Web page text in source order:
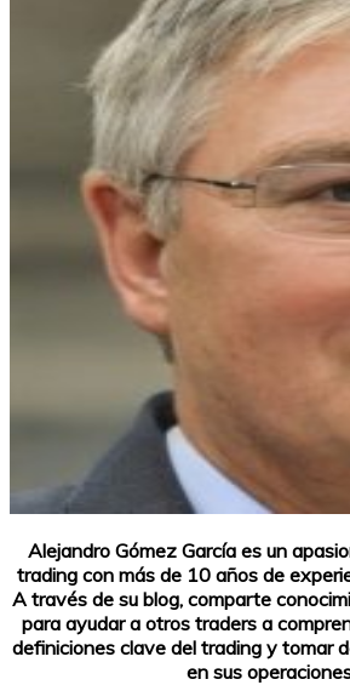
Alejandro Gómez García es un
trading con más de 10 años de
A través de su blog, comparte
para ayudar a otros traders a
definiciones clave del trading y tomar
en sus